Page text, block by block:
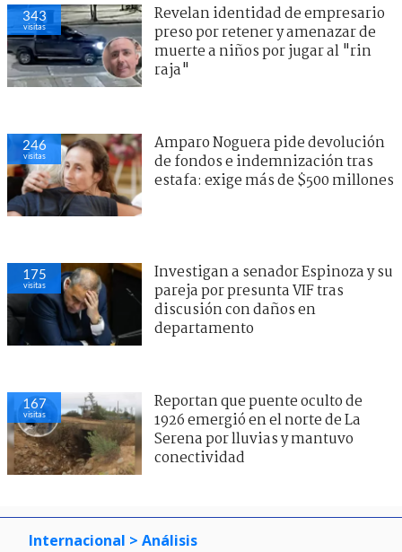
343
visitas
Revelan identidad de empresario
preso por retener y amenazar de
muerte a niños por jugar al "rin
raja"
246
visitas
Amparo Noguera pide devolución
de fondos e indemnización tras
estafa: exige más de $500 millones
175
visitas
Investigan a senador Espinoza y su
pareja por presunta VIF tras
discusión con daños en
departamento
167
visitas
Reportan que puente oculto de
1926 emergió en el norte de La
Serena por lluvias y mantuvo
conectividad
Internacional > Análisis